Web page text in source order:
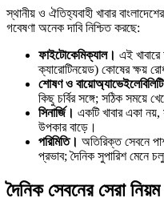
স্থানীয় ও ঐতিহ্যবাহী খাবার
গবেষণা অনেক দাবি নিশ্চিত করছে:
ফাইটোকেমিক্যাল। এই
ক্যারোটিনয়েড) কোষের ক্ষয়
শোষণ ও
কিছু চর্বির সঙ্গে; সঠিক সময়ে
সিনার্জি। একটি খাবার একা
উপকার বাড়ে।
পরিমিতি। অতিরিক্ত সেবনে
প্রভাব; দৈনিক সুপারিশ মেনে
দৈনিক সেবনের সেরা নিয়ম